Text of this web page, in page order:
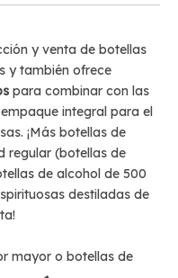
y venta de botellas
y también ofrece
para combinar con las
integral para el
¡Más botellas de
regular (botellas de
de alcohol de 500
destiladas de
mayor o botellas de